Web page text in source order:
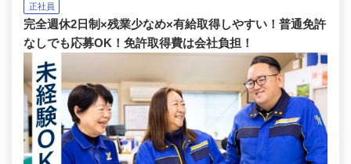
正社員
完全週休2日制×残業少なめ×有給取得しやすい！普通免許
なしでも応募OK！免許取得費は会社負担！